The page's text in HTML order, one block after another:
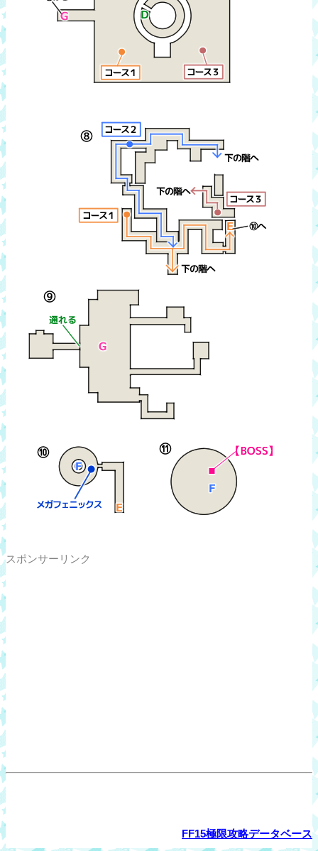
スポンサーリンク
FF15極限攻略データベース